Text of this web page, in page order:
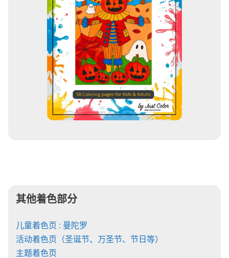
其他着色部分
儿童着色页 : 曼陀罗
活动着色页（圣诞节、万圣节、节日等）
主题着色页